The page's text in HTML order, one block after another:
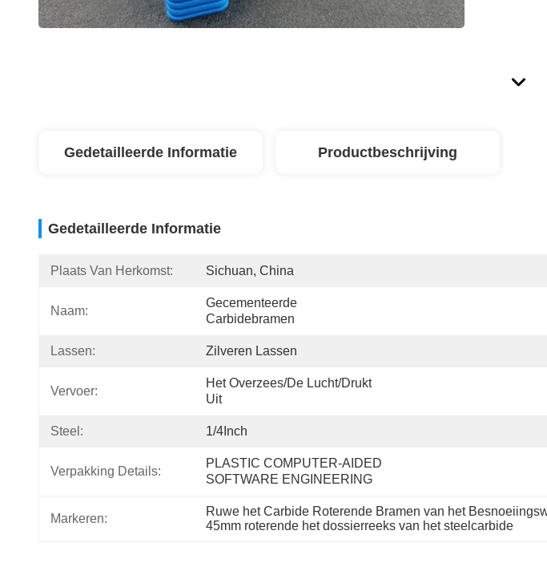
Gedetailleerde Informatie Productbeschrijving
Gedetailleerde Informatie
Plaats Van Herkomst: Sichuan, China
Naam:
Gecementeerde
Carbidebramen
Lassen: Zilveren Lassen
Vervoer:
Het Overzees/de Lucht/drukt
Uit
Steel: 1/4Inch
Verpakking Details:
PLASTIC COMPUTER-AIDED
SOFTWARE ENGINEERING
Markeren:
Ruwe het Carbide Roterende Bramen van het
45mm roterende het dossierreeks van het steelcarbide